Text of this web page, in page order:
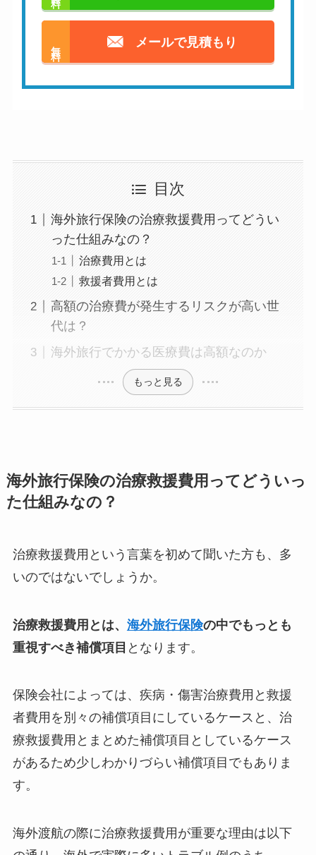
メールで見積もり
目次
海外旅行保険の治療救援費用ってどうい
った仕組みなの？
治療費用とは
救援者費用とは
高額の治療費が発生するリスクが高い世
代は？
海外旅行でかかる医療費は高額なのか
もっと見る
海外旅行保険の治療救援費用ってどういっ
た仕組みなの？
治療救援費用という言葉を初めて聞いた方も、多
いのではないでしょうか。
治療救援費用とは、 海外旅行保険の中でもっとも
重視すべき補償項目 となります。
保険会社によっては、疾病・傷害治療費用と救援
者費用を別々の補償項目にしているケースと、治
療救援費用とまとめた補償項目としているケース
があるため少しわかりづらい補償項目でもありま
す。
海外渡航の際に治療救援費用が重要な理由は以下